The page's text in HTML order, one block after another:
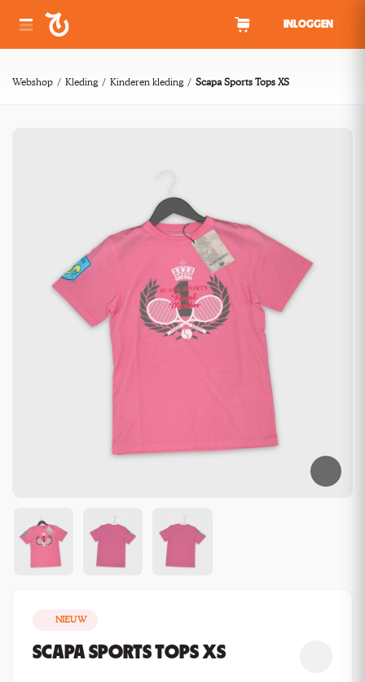
INLOGGEN
Webshop Kleding Kinderen kleding Scapa Sports Tops XS
NIEUW
SCAPA SPORTS TOPS XS